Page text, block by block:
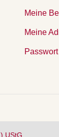
Meine
Meine
UStG.